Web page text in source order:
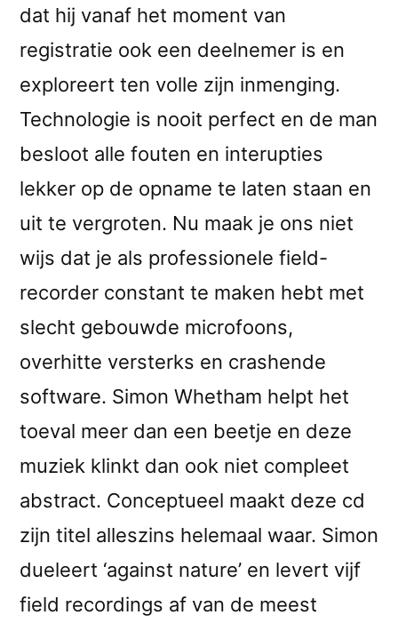
dat hij vanaf het moment van
registratie ook een deelnemer is en
exploreert ten volle zijn inmenging.
Technologie is nooit perfect en de man
besloot alle fouten en interupties
lekker op de opname te laten staan en
uit te vergroten. Nu maak je ons niet
wijs dat je als professionele field-
recorder constant te maken hebt met
slecht gebouwde microfoons,
overhitte versterks en crashende
software. Simon Whetham helpt het
toeval meer dan een beetje en deze
muziek klinkt dan ook niet compleet
abstract. Conceptueel maakt deze cd
zijn titel alleszins helemaal waar. Simon
dueleert ‘against nature’ en levert vijf
field recordings af van de meest